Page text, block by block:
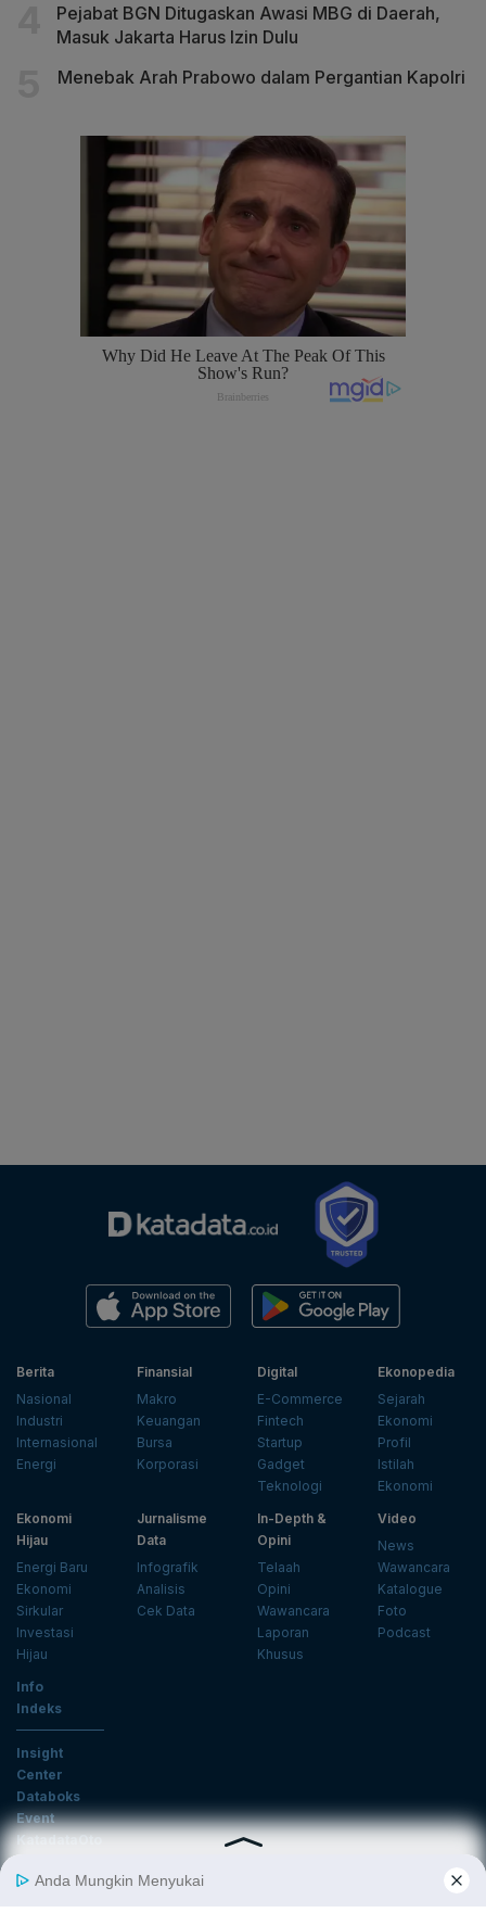
Pejabat BGN Ditugaskan Awasi MBG di Daerah,
Masuk Jakarta Harus Izin Dulu
Menebak Arah Prabowo dalam Pergantian Kapolri
Berita
Nasional
Industri
Internasional
Energi
Finansial
Makro
Keuangan
Bursa
Korporasi
Digital
E-Commerce
Fintech
Startup
Gadget
Teknologi
Ekonopedia
Sejarah
Ekonomi
Profil
Istilah
Ekonomi
Ekonomi
Hijau
Energi Baru
Ekonomi
Sirkular
Investasi
Hijau
Jurnalisme
Data
Infografik
Analisis
Cek Data
In-Depth &
Opini
Telaah
Opini
Wawancara
Laporan
Khusus
Video
News
Wawancara
Katalogue
Foto
Podcast
Info
Indeks
Insight
Center
Databoks
Event
KatadataOto